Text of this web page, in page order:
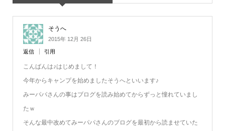
そうへ
2015年 12月 26日
返信 引用
こんばんは♪はじめまして！
今年からキャンプを始めましたそうへといいます♪
みーパパさんの事はブログを読み始めてからずっと憧れていまし
たｗ
そんな最中改めてみーパパさんのブログを最初から読ませていた